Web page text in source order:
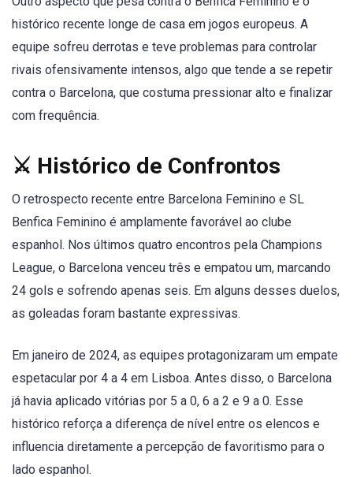
histórico recente longe de casa em jogos europeus. A
equipe sofreu derrotas e teve problemas para controlar
rivais ofensivamente intensos, algo que tende a se repetir
contra o Barcelona, que costuma pressionar alto e finalizar
com frequência.
⚔️ Histórico de Confrontos
O retrospecto recente entre Barcelona Feminino e SL
Benfica Feminino é amplamente favorável ao clube
espanhol. Nos últimos quatro encontros pela Champions
League, o Barcelona venceu três e empatou um, marcando
24 gols e sofrendo apenas seis. Em alguns desses duelos,
as goleadas foram bastante expressivas.
Em janeiro de 2024, as equipes protagonizaram um empate
espetacular por 4 a 4 em Lisboa. Antes disso, o Barcelona
já havia aplicado vitórias por 5 a 0, 6 a 2 e 9 a 0. Esse
histórico reforça a diferença de nível entre os elencos e
influencia diretamente a percepção de favoritismo para o
lado espanhol.